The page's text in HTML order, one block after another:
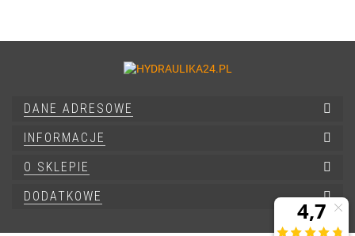
DANE ADRESOWE
INFORMACJE
O SKLEPIE
DODATKOWE